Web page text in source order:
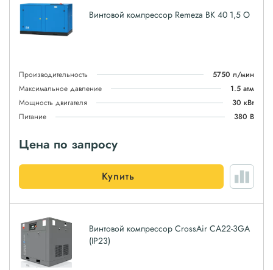
Винтовой компрессор Remeza ВК 40 1,5 О
Производительность
5750 л/мин
Максимальное давление
1.5 атм
Мощность двигателя
30 кВт
Питание
380 В
Цена по запросу
Купить
Винтовой компрессор CrossAir CA22-3GA
(IP23)